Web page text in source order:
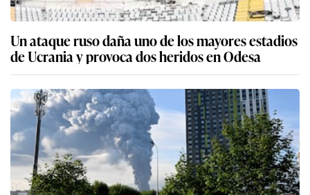
Un ataque ruso daña uno de los mayores estadios
de Ucrania y provoca dos heridos en Odesa